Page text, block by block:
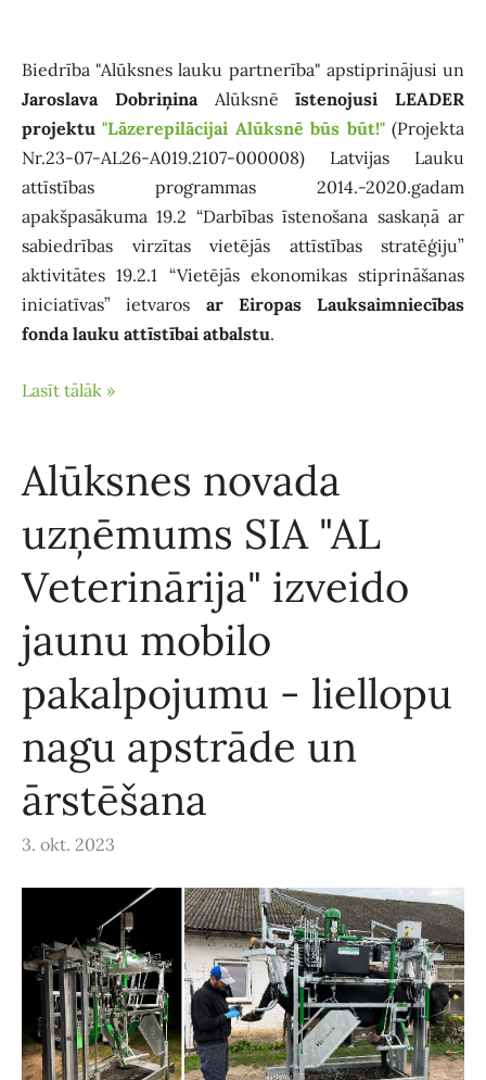
Biedrība "Alūksnes lauku partnerība" apstiprinājusi un
Jaroslava DobriņinaAlūksnēīstenojusi LEADER
projektu"Lāzerepilācijai Alūksnē būs būt!"(Projekta
Nr.23-07-AL26-A019.2107-000008) Latvijas Lauku
attīstības programmas 2014.-2020.gadam
apakšpasākuma 19.2 “Darbības īstenošana saskaņā ar
sabiedrības virzītas vietējās attīstības stratēģiju”
aktivitātes 19.2.1 “Vietējās ekonomikas stiprināšanas
iniciatīvas” ietvaros ar Eiropas Lauksaimniecības
fonda lauku attīstībai atbalstu.
Lasīt tālāk »
Alūksnes novada
uzņēmums SIA "AL
Veterinārija" izveido
jaunu mobilo
pakalpojumu - liellopu
nagu apstrāde un
ārstēšana
3. okt. 2023